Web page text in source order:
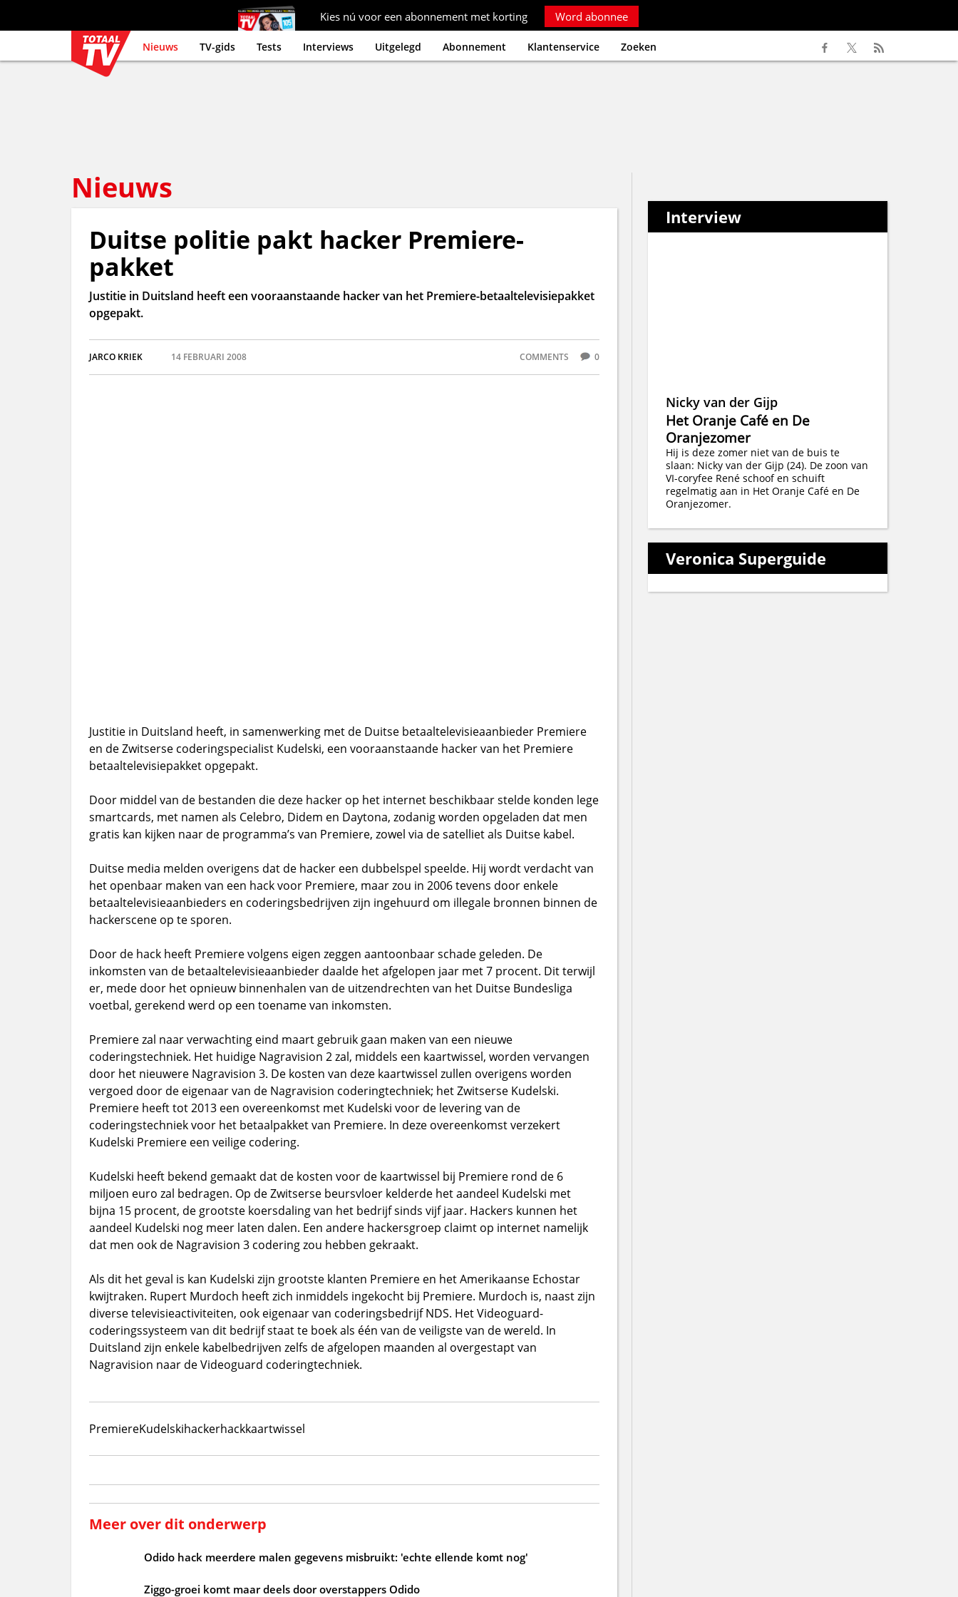
Kies nú voor een abonnement met korting Word abonnee
Nieuws TV-gids Tests Interviews Uitgelegd Abonnement Klantenservice Zoeken
Nieuws
Duitse politie pakt hacker Premiere-
pakket
Justitie in Duitsland heeft een vooraanstaande hacker van het Premiere-betaaltelevisiepakket
opgepakt.
JARCO KRIEK 14 FEBRUARI 2008 COMMENTS 0
Justitie in Duitsland heeft, in samenwerking met de Duitse betaaltelevisieaanbieder Premiere
en de Zwitserse coderingspecialist Kudelski, een vooraanstaande hacker van het Premiere
betaaltelevisiepakket opgepakt.
Door middel van de bestanden die deze hacker op het internet beschikbaar stelde konden lege
smartcards, met namen als Celebro, Didem en Daytona, zodanig worden opgeladen dat men
gratis kan kijken naar de programma’s van Premiere, zowel via de satelliet als Duitse kabel.
Duitse media melden overigens dat de hacker een dubbelspel speelde. Hij wordt verdacht van
het openbaar maken van een hack voor Premiere, maar zou in 2006 tevens door enkele
betaaltelevisieaanbieders en coderingsbedrijven zijn ingehuurd om illegale bronnen binnen de
hackerscene op te sporen.
Door de hack heeft Premiere volgens eigen zeggen aantoonbaar schade geleden. De
inkomsten van de betaaltelevisieaanbieder daalde het afgelopen jaar met 7 procent. Dit terwijl
er, mede door het opnieuw binnenhalen van de uitzendrechten van het Duitse Bundesliga
voetbal, gerekend werd op een toename van inkomsten.
Premiere zal naar verwachting eind maart gebruik gaan maken van een nieuwe
coderingstechniek. Het huidige Nagravision 2 zal, middels een kaartwissel, worden vervangen
door het nieuwere Nagravision 3. De kosten van deze kaartwissel zullen overigens worden
vergoed door de eigenaar van de Nagravision coderingtechniek; het Zwitserse Kudelski.
Premiere heeft tot 2013 een overeenkomst met Kudelski voor de levering van de
coderingstechniek voor het betaalpakket van Premiere. In deze overeenkomst verzekert
Kudelski Premiere een veilige codering.
Kudelski heeft bekend gemaakt dat de kosten voor de kaartwissel bij Premiere rond de 6
miljoen euro zal bedragen. Op de Zwitserse beursvloer kelderde het aandeel Kudelski met
bijna 15 procent, de grootste koersdaling van het bedrijf sinds vijf jaar. Hackers kunnen het
aandeel Kudelski nog meer laten dalen. Een andere hackersgroep claimt op internet namelijk
dat men ook de Nagravision 3 codering zou hebben gekraakt.
Als dit het geval is kan Kudelski zijn grootste klanten Premiere en het Amerikaanse Echostar
kwijtraken. Rupert Murdoch heeft zich inmiddels ingekocht bij Premiere. Murdoch is, naast zijn
diverse televisieactiviteiten, ook eigenaar van coderingsbedrijf NDS. Het Videoguard-
coderingssysteem van dit bedrijf staat te boek als één van de veiligste van de wereld. In
Duitsland zijn enkele kabelbedrijven zelfs de afgelopen maanden al overgestapt van
Nagravision naar de Videoguard coderingtechniek.
PremiereKudelskihackerhackkaartwissel
Meer over dit onderwerp
Odido hack meerdere malen gegevens misbruikt: 'echte ellende komt nog'
Ziggo-groei komt maar deels door overstappers Odido
Interview
Nicky van der Gijp
Het Oranje Café en De
Oranjezomer
Hij is deze zomer niet van de buis te
slaan: Nicky van der Gijp (24). De zoon van
VI-coryfee René schoof en schuift
regelmatig aan in Het Oranje Café en De
Oranjezomer.
Veronica Superguide